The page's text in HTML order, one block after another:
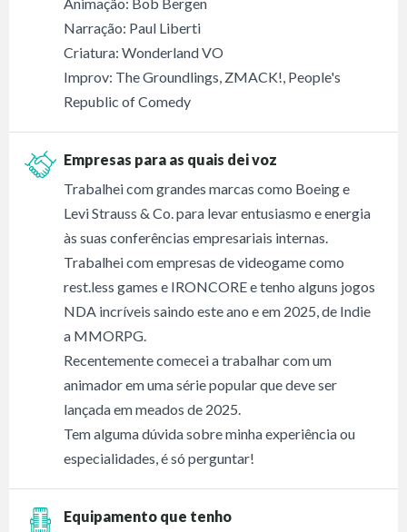
Narração: Paul Liberti
Criatura: Wonderland VO
Improv: The Groundlings, ZMACK!, People's
Republic of Comedy
Empresas para as quais dei voz
Trabalhei com grandes marcas como Boeing e
Levi Strauss & Co. para levar entusiasmo e energia
às suas conferências empresariais internas.
Trabalhei com empresas de videogame como
rest.less games e IRONCORE e tenho alguns jogos
NDA incríveis saindo este ano e em 2025, de Indie
a MMORPG.
Recentemente comecei a trabalhar com um
animador em uma série popular que deve ser
lançada em meados de 2025.
Tem alguma dúvida sobre minha experiência ou
especialidades, é só perguntar!
Equipamento que tenho